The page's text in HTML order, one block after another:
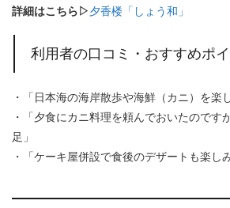
詳細はこちら▷夕香楼「しょう和」
利用者の口コミ・おすすめポ
・「日本海の海岸散歩や海鮮（カニ）を楽
・「夕食にカニ料理を頼んでおいたのです
足」
・「ケーキ屋併設で食後のデザートも楽し